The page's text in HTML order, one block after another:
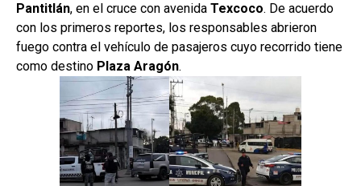
Pantitlán, en el cruce con avenida Texcoco. De acuerdo
con los primeros reportes, los responsables abrieron
fuego contra el vehículo de pasajeros cuyo recorrido tiene
como destino Plaza Aragón.